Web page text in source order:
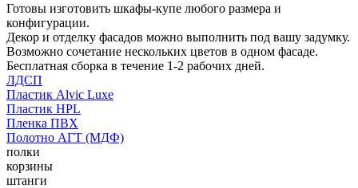
Готовы изготовить шкафы-купе любого размера и
конфигурации.
Декор и отделку фасадов можно выполнить под вашу задумку.
Возможно сочетание нескольких цветов в одном фасаде.
Бесплатная сборка в течение 1-2 рабочих дней.
ЛДСП
Пластик Alvic Luxe
Пластик HPL
Пленка ПВХ
Полотно АГТ (МДФ)
полки
корзины
штанги